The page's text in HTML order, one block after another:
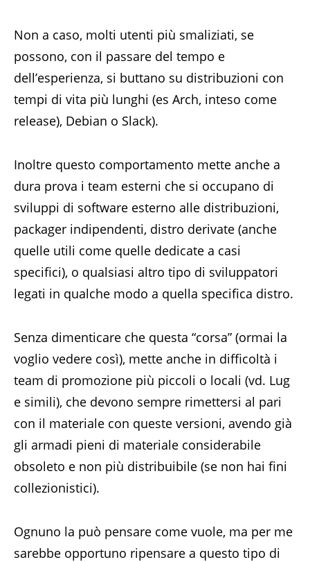
Non a caso, molti utenti più smaliziati, se
possono, con il passare del tempo e
dell’esperienza, si buttano su distribuzioni con
tempi di vita più lunghi (es Arch, inteso come
release), Debian o Slack).
Inoltre questo comportamento mette anche a
dura prova i team esterni che si occupano di
sviluppi di software esterno alle distribuzioni,
packager indipendenti, distro derivate (anche
quelle utili come quelle dedicate a casi
specifici), o qualsiasi altro tipo di sviluppatori
legati in qualche modo a quella specifica distro.
Senza dimenticare che questa “corsa” (ormai la
voglio vedere così), mette anche in difficoltà i
team di promozione più piccoli o locali (vd. Lug
e simili), che devono sempre rimettersi al pari
con il materiale con queste versioni, avendo già
gli armadi pieni di materiale considerabile
obsoleto e non più distribuibile (se non hai fini
collezionistici).
Ognuno la può pensare come vuole, ma per me
sarebbe opportuno ripensare a questo tipo di